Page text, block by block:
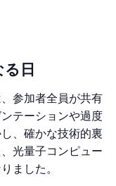
日
参加者全員が共有
テーションや過度
、確かな技術的裏
光量子コンピュー
ました。